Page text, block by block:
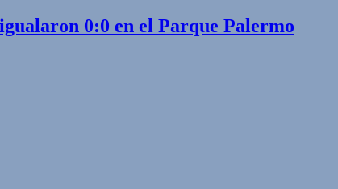
0:0 en el Parque Palermo